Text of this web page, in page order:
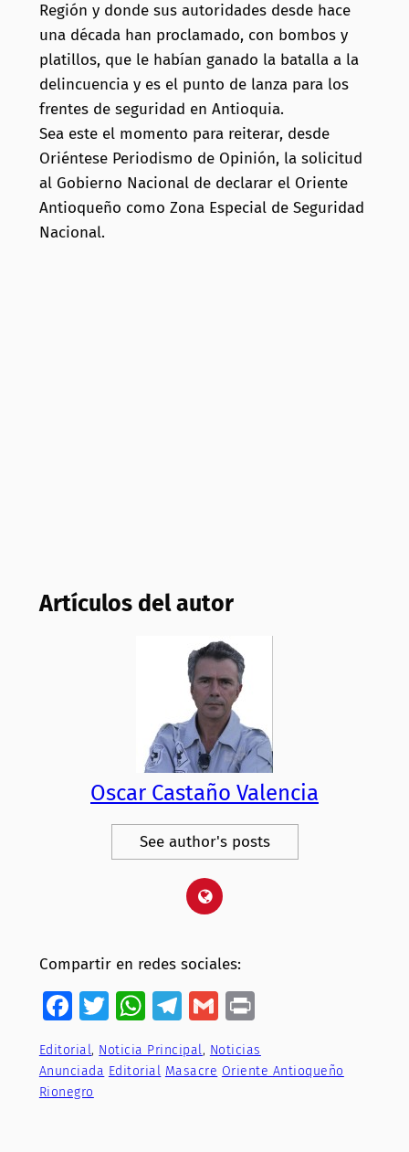
Región y donde sus autoridades desde hace
una década han proclamado, con bombos y
platillos, que le habían ganado la batalla a la
delincuencia y es el punto de lanza para los
frentes de seguridad en Antioquia.
Sea este el momento para reiterar, desde
Oriéntese Periodismo de Opinión, la solicitud
al Gobierno Nacional de declarar el Oriente
Antioqueño como Zona Especial de Seguridad
Nacional.
Artículos del autor
Oscar Castaño Valencia
See author's posts
Compartir en redes sociales:
Facebook
Twitter
WhatsApp
Telegram
GmailPrint
Editorial, Noticia Principal, Noticias
Anunciada Editorial Masacre Oriente Antioqueño
Rionegro